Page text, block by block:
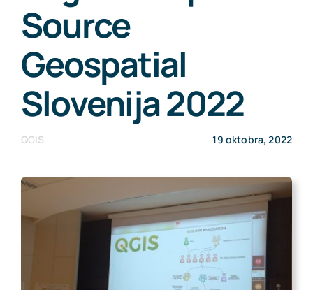
Novice
Search
Source
Geospatial
Slovenija 2022
QGIS 19 oktobra, 2022